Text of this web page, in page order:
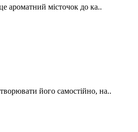
ароматний місточок до ка..
його самостійно, на..